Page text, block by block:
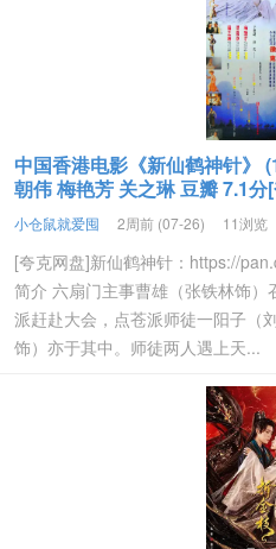
中国香港电影《新仙鹤神针》
朝伟 梅艳芳 关之琳 豆瓣 7.1分
小仓鼠就爱囤 2周前 (07-26) 11浏览
[夸克网盘]新仙鹤神针：https://
简介 六扇门主事曹雄（张铁林饰
派赶赴大会，点苍派师徒一阳子（
饰）亦于其中。师徒两人遇上天...